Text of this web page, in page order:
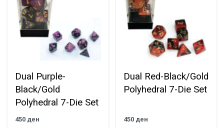
Dual Purple-
Black/Gold
Polyhedral 7-Die Set
450 ден
Dual Red-Black/Gold
Polyhedral 7-Die Set
450 ден